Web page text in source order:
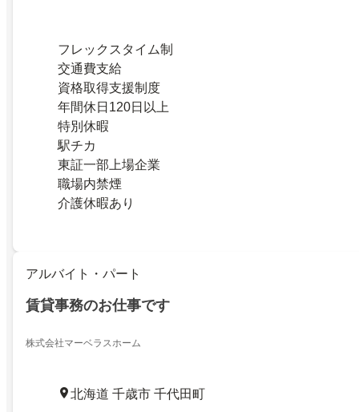
フレックスタイム制
交通費支給
資格取得支援制度
年間休日120日以上
特別休暇
駅チカ
東証一部上場企業
職場内禁煙
介護休暇あり
アルバイト・パート
賃貸事務のお仕事です
株式会社マーベラスホーム
北海道 千歳市 千代田町